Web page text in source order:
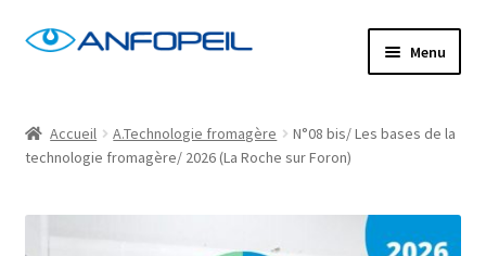
Aller
navigation
Aller
Menu
Actus
Accueil A.Technologie fromagère
N°08 bis/ Les bases de la
technologie fromagère/ 2026 (La Roche sur Foron)